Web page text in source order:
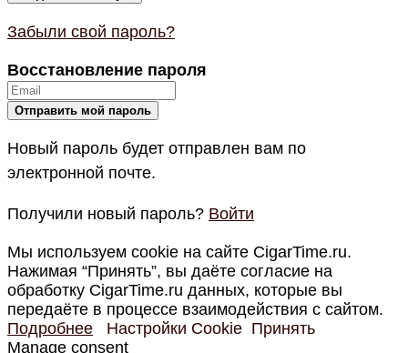
Забыли свой пароль?
Восстановление пароля
Новый пароль будет отправлен вам по
электронной почте.
Получили новый пароль? Войти
Мы используем cookie на сайте CigarTime.ru.
Нажимая “Принять”, вы даёте согласие на
обработку CigarTime.ru данных, которые вы
передаёте в процессе взаимодействия с сайтом.
Подробнее
Настройки Cookie Принять
Manage consent